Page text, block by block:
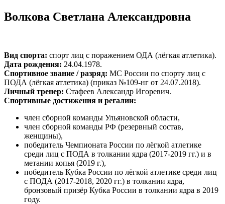
Волкова Светлана Александровна
Вид спорта: спорт лиц с поражением ОДА (лёгкая атлетика).
Дата рождения: 24.04.1978.
Спортивное звание / разряд: МС России по спорту лиц с
ПОДА (лёгкая атлетика) (приказ №109-нг от 24.07.2018).
Личный тренер: Стафеев Александр Игоревич.
Спортивные достижения и регалии:
член сборной команды Ульяновской области,
член сборной команды РФ (резервный состав,
женщины),
победитель Чемпионата России по лёгкой атлетике
среди лиц с ПОДА в толкании ядра (2017-2019 гг.) и в
метании копья (2019 г.),
победитель Кубка России по лёгкой атлетике среди лиц
с ПОДА (2017-2018, 2020 гг.) в толкании ядра,
бронзовый призёр Кубка России в толкании ядра в 2019
году.